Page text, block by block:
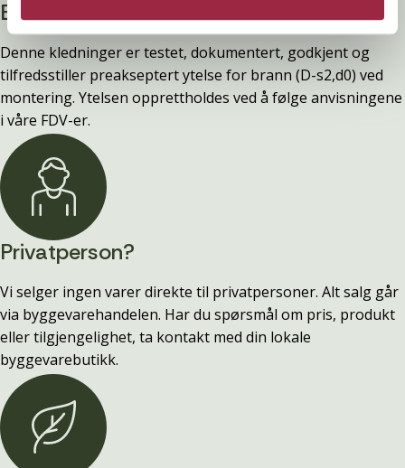
Branntestet
Denne kledninger er testet, dokumentert, godkjent og
tilfredsstiller preakseptert ytelse for brann (D-s2,d0) ved
montering. Ytelsen opprettholdes ved å følge anvisningene
i våre FDV-er.
Privatperson?
Vi selger ingen varer direkte til privatpersoner. Alt salg går
via byggevarehandelen. Har du spørsmål om pris, produkt
eller tilgjengelighet, ta kontakt med din lokale
byggevarebutikk.